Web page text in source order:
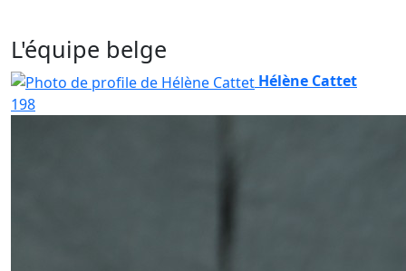
L'équipe belge
Hélène Cattet
198